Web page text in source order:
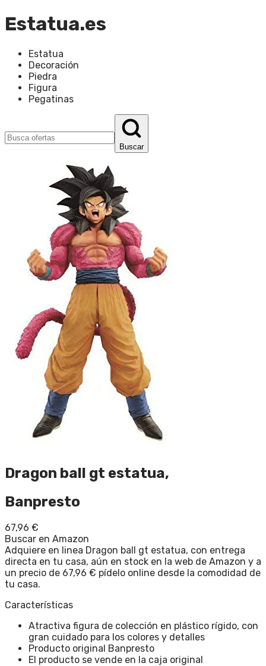
Estatua.es
Estatua
Decoración
Piedra
Figura
Pegatinas
Buscar
Dragon ball gt estatua,
Banpresto
67,96 €
Buscar en Amazon
Adquiere en linea Dragon ball gt estatua, con entrega
directa en tu casa, aún en stock en la web de Amazon y a
un precio de 67,96 € pídelo online desde la comodidad de
tu casa.
Características
Atractiva figura de colección en plástico rígido, con
gran cuidado para los colores y detalles
Producto original Banpresto
El producto se vende en la caja original